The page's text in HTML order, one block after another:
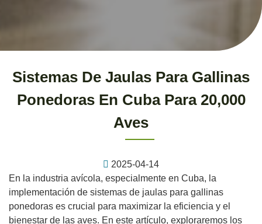
Sistemas De Jaulas Para Gallinas
Ponedoras En Cuba Para 20,000
Aves
2025-04-14
En la industria avícola, especialmente en Cuba, la
implementación de sistemas de jaulas para gallinas
ponedoras es crucial para maximizar la eficiencia y el
bienestar de las aves. En este artículo, exploraremos los